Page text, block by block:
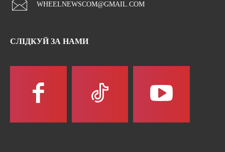
WHEELNEWSCOM@GMAIL.COM
СЛІДКУЙ ЗА НАМИ